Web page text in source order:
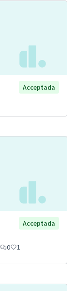
Acceptada
Acceptada
0 1